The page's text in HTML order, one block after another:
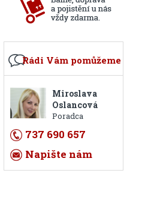
Rádi Vám pomůžeme
Miroslava
Oslancová
Poradca
737 690 657
Napište nám